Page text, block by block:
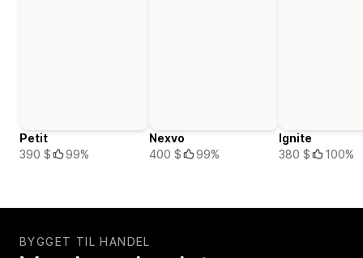
Petit
390 $
99%
Nexvo
400 $
99%
Ignite
380 $
100%
BYGGET TIL HANDEL